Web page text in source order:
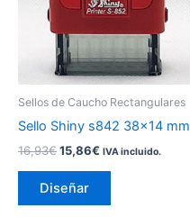
Sellos de Caucho Rectangulares
Sello Shiny s842 38×14 mm
16,93€15,86€ IVA incluido.
Diseñar
variantes.
opciones
se
en
la